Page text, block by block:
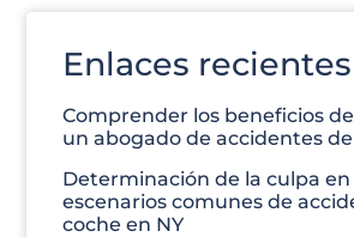
Enlaces recientes
Comprender los beneficios
un abogado de accidentes
Determinación de la culpa
escenarios comunes de
coche en NY